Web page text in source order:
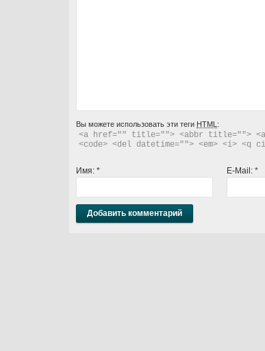
Вы можете использовать эти теги HTML :
<a href="" title=""> <abbr title="">
<code> <del datetime=""> <em> <i> <q
Имя: * E-Mail: *